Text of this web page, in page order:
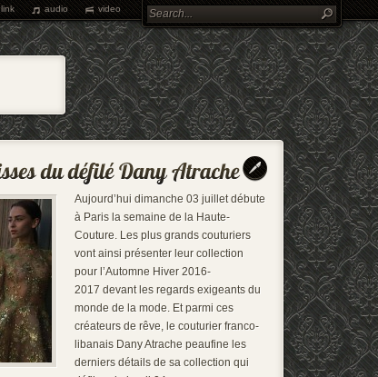
link audio video
Aujourd’hui dimanche 03 juillet débute
à Paris la semaine de la Haute-
Couture. Les plus grands couturiers
vont ainsi présenter leur collection
pour l’Automne Hiver 2016-
2017 devant les regards exigeants du
monde de la mode. Et parmi ces
créateurs de rêve, le couturier franco-
libanais Dany Atrache peaufine les
derniers détails de sa collection qui